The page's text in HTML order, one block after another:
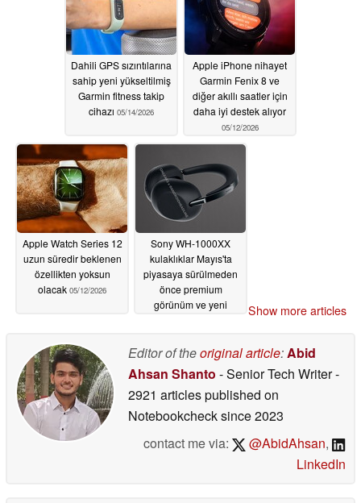
Dahili GPS sızıntılarına
sahip yeni yükseltilmiş
Garmin fitness takip
cihazı 05/14/2026
Apple iPhone nihayet
Garmin Fenix 8 ve
diğer akıllı saatler için
daha iyi destek alıyor
05/12/2026
Apple Watch Series 12
uzun süredir beklenen
özellikten yoksun
olacak 05/12/2026
Sony WH-1000XX
kulaklıklar Mayıs'ta
piyasaya sürülmeden
önce premium
görünüm ve yeni
Show more articles
Editor of theoriginal article:Abid
Ahsan Shanto - Senior Tech Writer-
2921 articles published on
Notebookchecksince 2023
contact me via:
@AbidAhsan,
LinkedIn